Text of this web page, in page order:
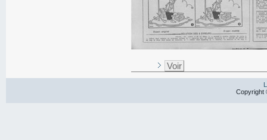
Voir
Copyright